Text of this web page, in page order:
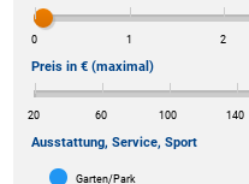
0 1 2
Preis in € (maximal)
20 60 100 140
Ausstattung, Service, Sport
Garten/Park